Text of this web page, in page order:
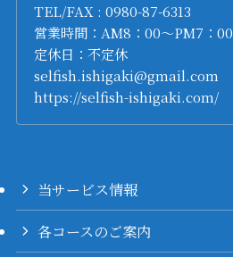
TEL/FAX : 0980-87-6313
営業時間：AM8：00～PM7：00
定休日：不定休
selfish.ishigaki@gmail.com
https://selfish-ishigaki.com/
当サービス情報
各コースのご案内